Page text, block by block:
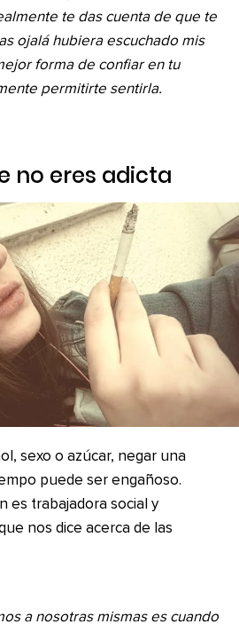
te das cuenta de que te
ojalá hubiera escuchado mis
forma de confiar en tu
permitirte sentirla.
no eres adicta
sexo o azúcar, negar una
puede ser engañoso.
es trabajadora social y
nos dice acerca de las
a nosotras mismas es cuando